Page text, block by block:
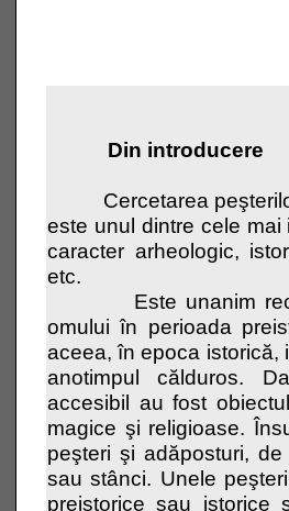
Din introducere
Cercetarea peşterilor
este unul dintre cele
caracter arheologic,
etc.
Este unanim
omului în perioada
aceea, în epoca istorică,
anotimpul călduros.
accesibil au fost
magice şi religioase.
peşteri şi adăposturi,
sau stânci. Unele
preistorice sau istorice